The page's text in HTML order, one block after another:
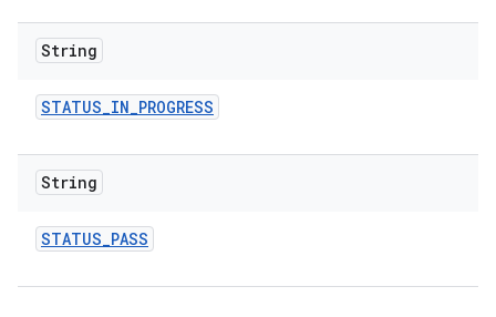
String
STATUS_IN_PROGRESS
String
STATUS_PASS